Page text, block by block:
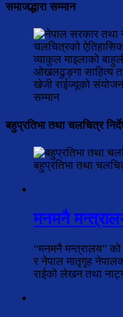
समाजद्धारा सम्मान
ओखलढुङ्गा साहित्य
खेजी राईज्यूको
सम्मान
बहुप्रतिभा तथा चलचित्र
बहुप्रतिभा तथा
मनमनै
“मनमनै मन्त्रालय”
र नेपाल मातृगृह
राईको लेखन तथा